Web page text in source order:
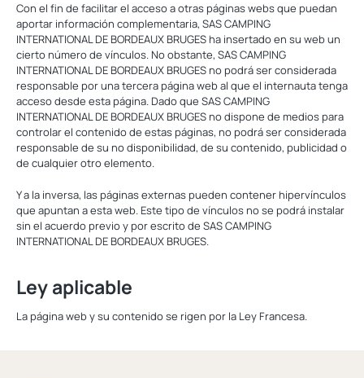
Con el fin de facilitar el acceso a otras páginas webs que puedan
aportar información complementaria, SAS CAMPING
INTERNATIONAL DE BORDEAUX BRUGES ha insertado en su web un
cierto número de vínculos. No obstante, SAS CAMPING
INTERNATIONAL DE BORDEAUX BRUGES no podrá ser considerada
responsable por una tercera página web al que el internauta tenga
acceso desde esta página. Dado que SAS CAMPING
INTERNATIONAL DE BORDEAUX BRUGES no dispone de medios para
controlar el contenido de estas páginas, no podrá ser considerada
responsable de su no disponibilidad, de su contenido, publicidad o
de cualquier otro elemento.
Y a la inversa, las páginas externas pueden contener hipervínculos
que apuntan a esta web. Este tipo de vínculos no se podrá instalar
sin el acuerdo previo y por escrito de SAS CAMPING
INTERNATIONAL DE BORDEAUX BRUGES.
Ley aplicable
La página web y su contenido se rigen por la Ley Francesa.